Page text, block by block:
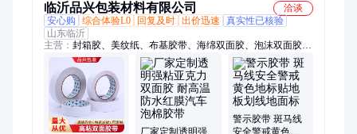
临沂品兴包装材料有限公司
洽谈
安心购
综合体验L0 回复及时 出价迅速
真实性已核验
山东临沂
主营： 封箱胶、美纹纸、布基胶带、海绵双面胶、泡沫双面胶、
打包胶带、大卷胶带、装饰胶带、反光胶带、pvc警示胶带、黑
黄斑马线、牛皮纸胶带、反光警示胶带、地板警示胶带、覆膜自
粘纸胶带、封箱警示语胶带
厂家定制透明强
警示胶带 斑马线
安全警戒黄色地